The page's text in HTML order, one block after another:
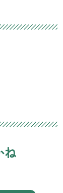
ね